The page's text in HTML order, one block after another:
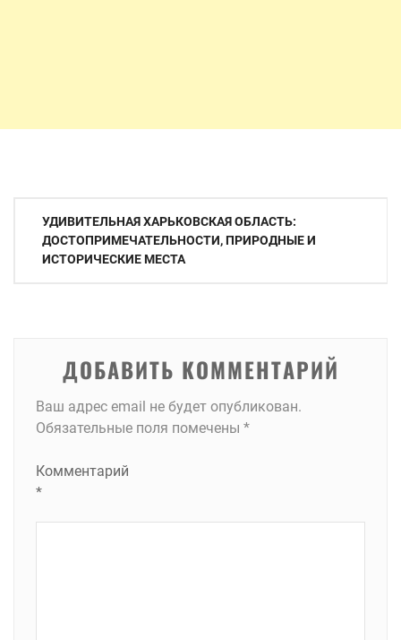
Навигация
УДИВИТЕЛЬНАЯ ХАРЬКОВСКАЯ ОБЛАСТЬ:
ДОСТОПРИМЕЧАТЕЛЬНОСТИ, ПРИРОДНЫЕ И
ИСТОРИЧЕСКИЕ МЕСТА
ДОБАВИТЬ КОММЕНТАРИЙ
Ваш адрес email не будет опубликован.
Обязательные поля помечены *
Комментарий
*